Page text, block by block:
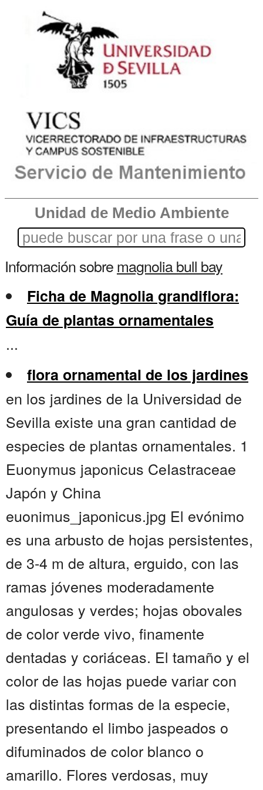
Unidad de Medio Ambiente
Información sobremagnolia bull bay
Ficha de Magnolia grandiflora:
Guía de plantas ornamentales
...
flora ornamental de los jardines
en los jardines de la Universidad de
Sevilla existe una gran cantidad de
especies de plantas ornamentales. 1
Euonymus japonicus CeIastraceae
Japón y China
euonimus_japonicus.jpg El evónimo
es una arbusto de hojas persistentes,
de 3-4 m de altura, erguido, con las
ramas jóvenes moderadamente
angulosas y verdes; hojas obovales
de color verde vivo, finamente
dentadas y coriáceas. El tamaño y el
color de las hojas puede variar con
las distintas formas de la especie,
presentando el limbo jaspeados o
difuminados de color blanco o
amarillo. Flores verdosas, muy